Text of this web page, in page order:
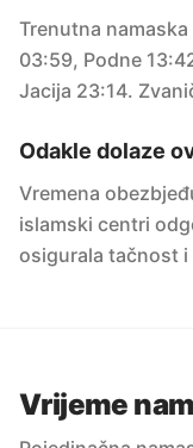
Trenutna
03:59, Podne
Jacija 23:14.
Odakle dolaze
Vremena
islamski centri
osigurala tačnost
Vrijeme